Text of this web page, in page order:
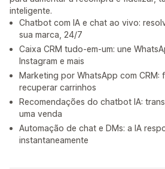
inteligente.
Chatbot com IA e chat ao vivo:
sua marca, 24/7
Caixa CRM tudo-em-um: une
Instagram e mais
Marketing por WhatsApp com CRM:
recuperar carrinhos
Recomendações do chatbot IA:
uma venda
Automação de chat e DMs: a IA
instantaneamente